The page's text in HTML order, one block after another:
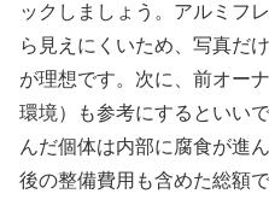
ックしましょう。アルミフ
ら見えにくいため、写真だ
が理想です。次に、前オー
環境）も参考にするといい
んだ個体は内部に腐食が進
後の整備費用も含めた総額